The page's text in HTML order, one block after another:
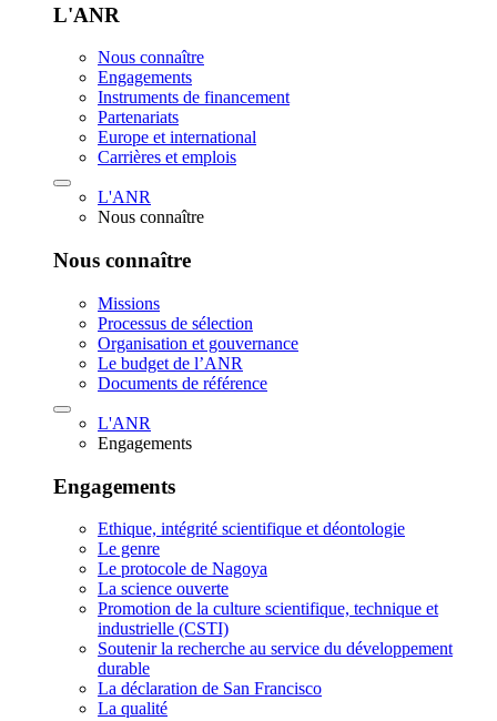
L'ANR
Nous connaître
Engagements
Instruments de financement
Partenariats
Europe et international
Carrières et emplois
L'ANR
Nous connaître
Nous connaître
Missions
Processus de sélection
Organisation et gouvernance
Le budget de l’ANR
Documents de référence
L'ANR
Engagements
Engagements
Ethique, intégrité scientifique et déontologie
Le genre
Le protocole de Nagoya
La science ouverte
Promotion de la culture scientifique, technique et
industrielle (CSTI)
Soutenir la recherche au service du développement
durable
La déclaration de San Francisco
La qualité